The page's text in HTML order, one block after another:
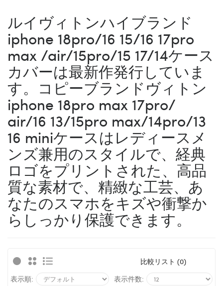
ルイヴィトンハイブランド
iphone 18pro/16 15/16 17pro
max /air/15pro/15 17/14ケース
カバーは最新作発行していま
す。コピーブランドヴィトン
iphone 18pro max 17pro/
air/16 13/15pro max/14pro/13
16 miniケースはレディースメ
ンズ兼用のスタイルで、経典
ロゴをプリントされた、高品
質な素材で、精緻な工芸、あ
なたのスマホをキズや衝撃か
らしっかり保護できます。
比較リスト (0)
表示順:
表示件数: